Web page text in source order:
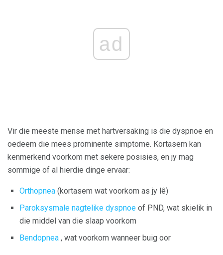
ad
Vir die meeste mense met hartversaking is die dyspnoe en
oedeem die mees prominente simptome. Kortasem kan
kenmerkend voorkom met sekere posisies, en jy mag
sommige of al hierdie dinge ervaar:
Orthopnea (kortasem wat voorkom as jy lê)
Paroksysmale nagtelike dyspnoe of PND, wat skielik in
die middel van die slaap voorkom
Bendopnea , wat voorkom wanneer buig oor